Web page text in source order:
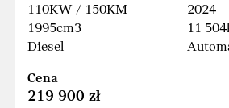
110KW / 150KM
1995cm3
Diesel
2024
11
Cena
219 900 zł